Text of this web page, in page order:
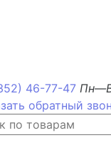
46-77-47
обратный